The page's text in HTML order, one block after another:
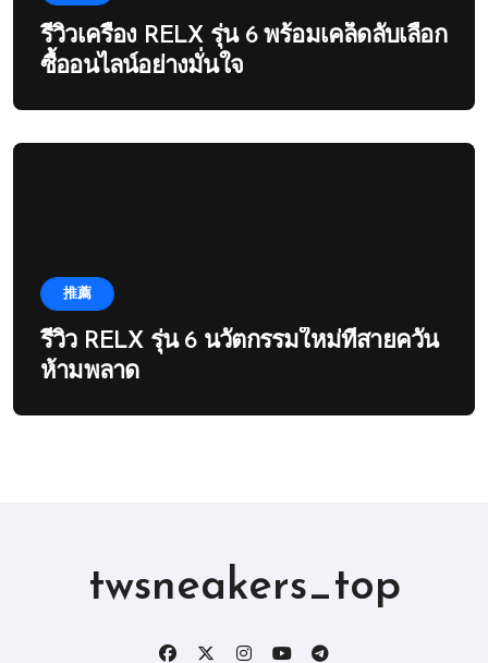
รีวิวเครื่อง RELX รุ่น 6 พร้อมเคล็ดลับเลือก
ซื้ออนไลน์อย่างมั่นใจ
推薦
รีวิว RELX รุ่น 6 นวัตกรรมใหม่ที่สายควัน
ห้ามพลาด
twsneakers_top